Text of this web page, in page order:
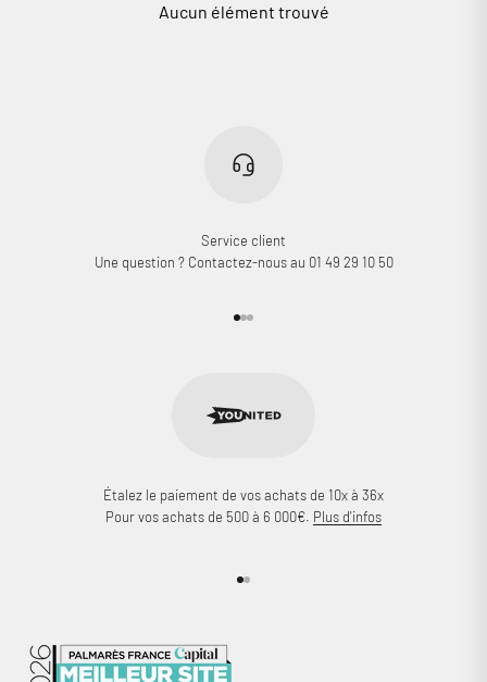
Aucun élément trouvé
Service client
Une question ? Contactez-nous au 01 49 29 10 50
Aller à l'élément 1
Aller à l'élément 2
Aller à l'élément 3
Étalez le paiement de vos achats de 10x à 36x
Pour vos achats de 500 à 6 000€. Plus d'infos
Aller à l'élément 1
Aller à l'élément 2